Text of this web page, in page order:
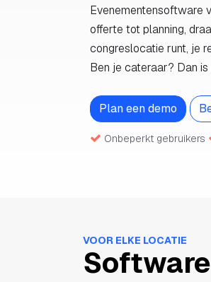
Evenementensoftware
offerte tot planning,
congreslocatie runt, je
Ben je cateraar? Dan is
Plan een demo
Onbeperkt gebruikers
VOOR ELKE LOCATIE